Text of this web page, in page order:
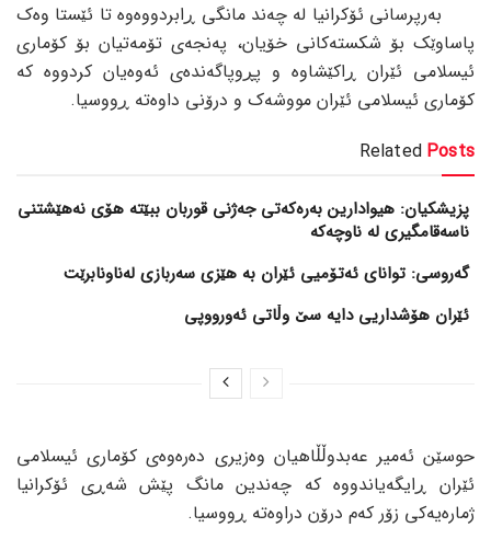
بەرپرسانی ئۆکرانیا لە چەند مانگی ڕابردووەوە تا ئێستا وەک
پاساوێک بۆ شکستەکانی خۆیان، پەنجەی تۆمەتیان بۆ کۆماری
ئیسلامی ئێران ڕاکێشاوە و پڕوپاگەندەی ئەوەیان کردووە کە
کۆماری ئیسلامی ئێران مووشەک و درۆنی داوەتە ڕووسیا.
Related Posts
پزیشکیان: هیوادارین بەرەکەتی جەژنی قوربان ببێتە هۆی نەهێشتنی
ناسەقامگیری لە ناوچەکە
گەروسی: توانای ئەتۆمیی ئێران بە هێزی سەربازی لەناونابرێت
ئێران هۆشداریی دایە سێ وڵاتی ئەورووپی
حوسێن ئەمیر عەبدوڵڵاهیان وەزیری دەرەوەی کۆماری ئیسلامی
ئێران ڕایگەیاندووە کە چەندین مانگ پێش شەڕی ئۆکرانیا
ژمارەیەکی زۆر کەم درۆن دراوەتە ڕووسیا.